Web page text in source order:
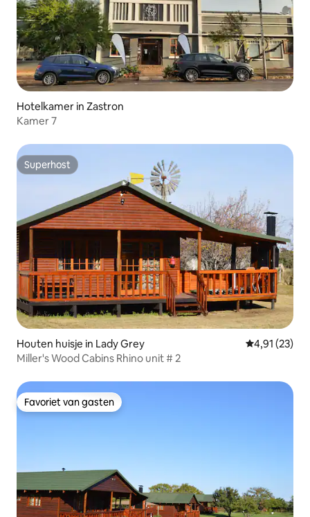
Hotelkamer in Zastron
Kamer 7
Superhost
Superhost
Houten huisje in Lady Grey Gemiddelde
4,91 (23)
Miller's Wood Cabins Rhino unit # 2
Favoriet van gasten
Favoriet van gasten